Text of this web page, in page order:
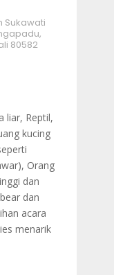
Sukawati
80582
liar, Reptil,
kucing
Orang
dan
dan
acara
menarik